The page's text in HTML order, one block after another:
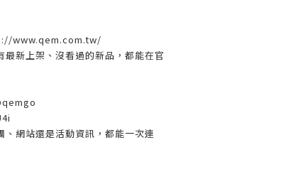
www.qem.com.tw/
最新上架、沒看過的新品，都能在官
、網站還是活動資訊，都能一次連